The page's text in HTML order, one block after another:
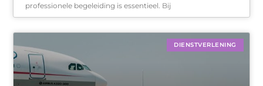
professionele begeleiding is essentieel. Bij
DIENSTVERLENING